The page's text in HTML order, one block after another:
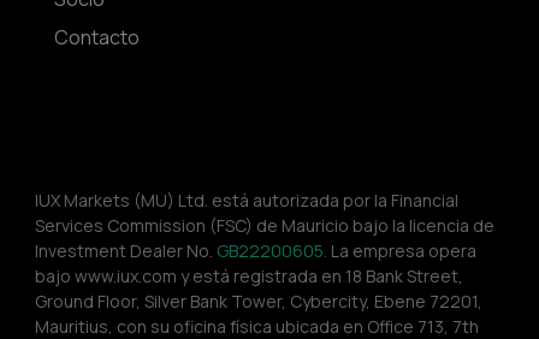
Contacto
IUX Markets (MU) Ltd. está autorizada por la Financial
Services Commission (FSC) de Mauricio bajo la licencia de
Investment Dealer No. GB22200605. La empresa opera
bajo www.iux.com y está registrada en 18 Bank Street,
Ground Floor, Silver Bank Tower, Cybercity, Ebene 72201,
Mauritius, con su oficina física ubicada en Office 713, 7th